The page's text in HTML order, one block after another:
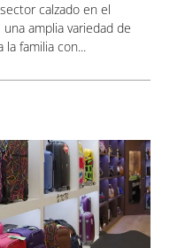
calzado en el
amplia variedad de
familia con...